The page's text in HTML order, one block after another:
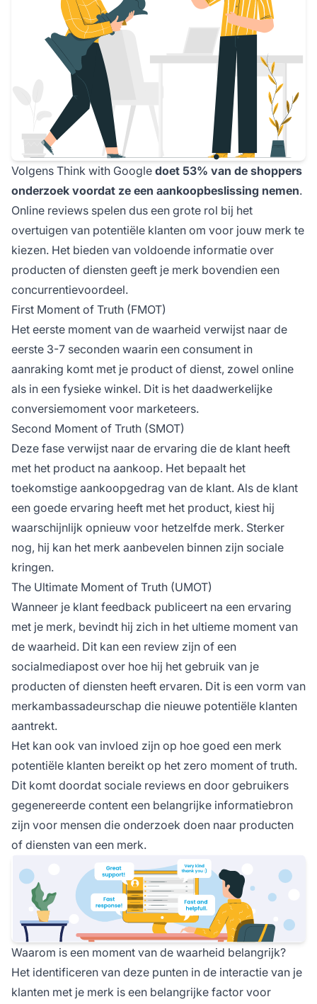
Volgens Think with Google doet 53% van de shoppers
onderzoek voordat ze een aankoopbeslissing nemen.
Online reviews spelen dus een grote rol bij het
overtuigen van potentiële klanten om voor jouw merk te
kiezen. Het bieden van voldoende informatie over
producten of diensten geeft je merk bovendien een
concurrentievoordeel.
First Moment of Truth (FMOT)
Het eerste moment van de waarheid verwijst naar de
eerste 3-7 seconden waarin een consument in
aanraking komt met je product of dienst, zowel online
als in een fysieke winkel. Dit is het daadwerkelijke
conversiemoment voor marketeers.
Second Moment of Truth (SMOT)
Deze fase verwijst naar de ervaring die de klant heeft
met het product na aankoop. Het bepaalt het
toekomstige aankoopgedrag van de klant. Als de klant
een goede ervaring heeft met het product, kiest hij
waarschijnlijk opnieuw voor hetzelfde merk. Sterker
nog, hij kan het merk aanbevelen binnen zijn sociale
kringen.
The Ultimate Moment of Truth (UMOT)
Wanneer je klant feedback publiceert na een ervaring
met je merk, bevindt hij zich in het ultieme moment van
de waarheid. Dit kan een review zijn of een
socialmediapost over hoe hij het gebruik van je
producten of diensten heeft ervaren. Dit is een vorm van
merkambassadeurschap die nieuwe potentiële klanten
aantrekt.
Het kan ook van invloed zijn op hoe goed een merk
potentiële klanten bereikt op het zero moment of truth.
Dit komt doordat sociale reviews en door gebruikers
gegenereerde content een belangrijke informatiebron
zijn voor mensen die onderzoek doen naar producten
of diensten van een merk.
Waarom is een moment van de waarheid belangrijk?
Het identificeren van deze punten in de interactie van je
klanten met je merk is een belangrijke factor voor